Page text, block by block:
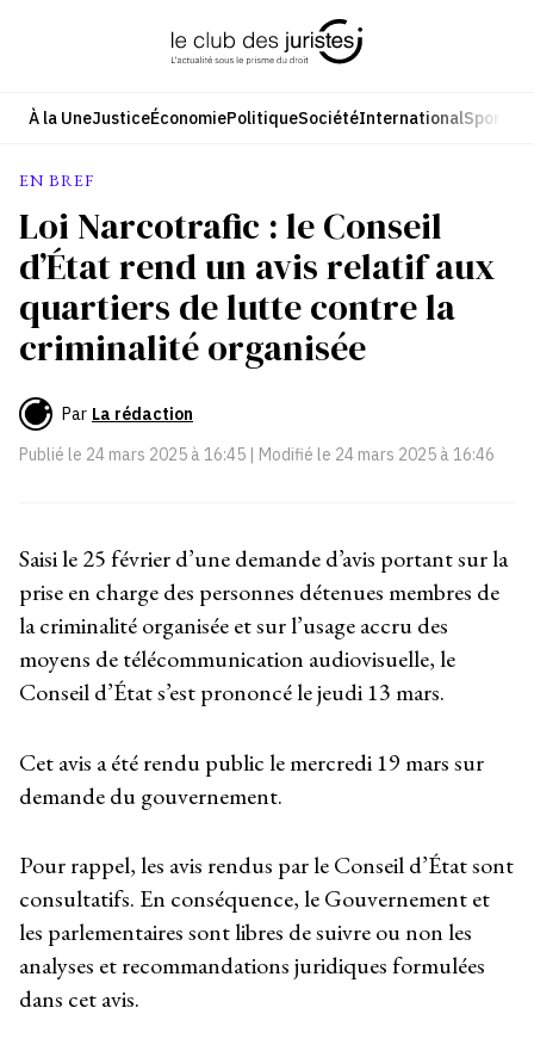
À la UneJusticeÉconomiePolitiqueSociétéInternationalSport
EN BREF
Loi Narcotrafic : le Conseil
d’État rend un avis relatif aux
quartiers de lutte contre la
criminalité organisée
Par La rédaction
Publié le 24 mars 2025 à 16:45 | Modifié le 24 mars 2025 à 16:46
Saisi le 25 février d’une demande d’avis portant sur la
prise en charge des personnes détenues membres de
la criminalité organisée et sur l’usage accru des
moyens de télécommunication audiovisuelle, le
Conseil d’État s’est prononcé le jeudi 13 mars.
Cet avis a été rendu public le mercredi 19 mars sur
demande du gouvernement.
Pour rappel, les avis rendus par le Conseil d’État sont
consultatifs. En conséquence, le Gouvernement et
les parlementaires sont libres de suivre ou non les
analyses et recommandations juridiques formulées
dans cet avis.